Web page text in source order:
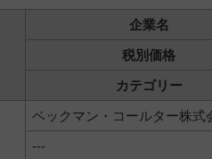
企業名
税別価格
カテゴリー
ベックマン・コールター株式
---